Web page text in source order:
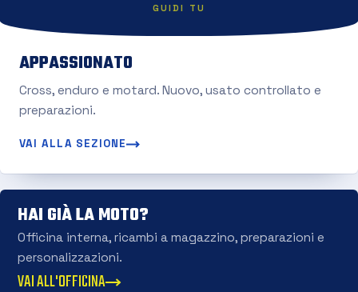
GUIDI TU
APPASSIONATO
Cross, enduro e motard. Nuovo, usato controllato e
preparazioni.
VAI ALLA SEZIONE
HAI GIÀ LA MOTO?
Officina interna, ricambi a magazzino, preparazioni e
personalizzazioni.
VAI ALL'OFFICINA